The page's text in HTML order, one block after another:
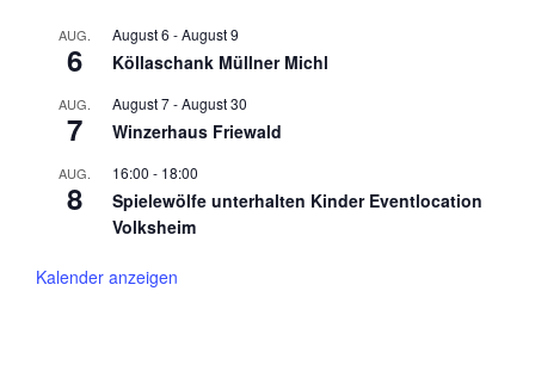
AUG.
6
August 6 -August 9
Köllaschank Müllner Michl
AUG.
7
August 7-August 30
Winzerhaus Friewald
AUG.
8
16:00 - 18:00
Spielewölfe unterhalten Kinder Eventlocation
Volksheim
Kalender anzeigen